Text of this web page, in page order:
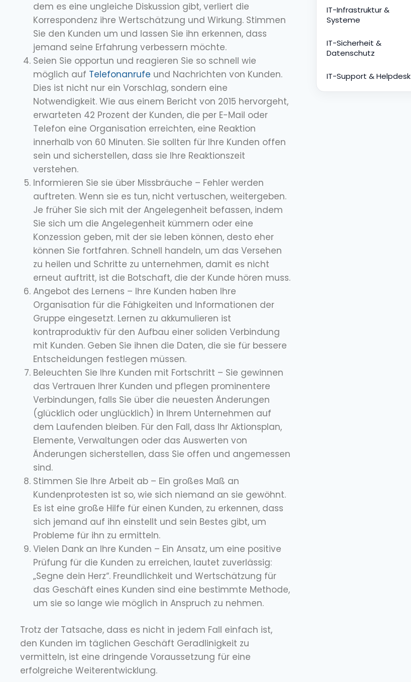
dem es eine ungleiche Diskussion gibt, verliert die
Korrespondenz ihre Wertschätzung und Wirkung. Stimmen
Sie den Kunden um und lassen Sie ihn erkennen, dass
jemand seine Erfahrung verbessern möchte.
Seien Sie opportun und reagieren Sie so schnell wie
möglich auf Telefonanrufe und Nachrichten von Kunden.
Dies ist nicht nur ein Vorschlag, sondern eine
Notwendigkeit. Wie aus einem Bericht von 2015 hervorgeht,
erwarteten 42 Prozent der Kunden, die per E-Mail oder
Telefon eine Organisation erreichten, eine Reaktion
innerhalb von 60 Minuten. Sie sollten für Ihre Kunden offen
sein und sicherstellen, dass sie Ihre Reaktionszeit
verstehen.
Informieren Sie sie über Missbräuche – Fehler werden
auftreten. Wenn sie es tun, nicht vertuschen, weitergeben.
Je früher Sie sich mit der Angelegenheit befassen, indem
Sie sich um die Angelegenheit kümmern oder eine
Konzession geben, mit der sie leben können, desto eher
können Sie fortfahren. Schnell handeln, um das Versehen
zu heilen und Schritte zu unternehmen, damit es nicht
erneut auftritt, ist die Botschaft, die der Kunde hören muss.
Angebot des Lernens – Ihre Kunden haben Ihre
Organisation für die Fähigkeiten und Informationen der
Gruppe eingesetzt. Lernen zu akkumulieren ist
kontraproduktiv für den Aufbau einer soliden Verbindung
mit Kunden. Geben Sie ihnen die Daten, die sie für bessere
Entscheidungen festlegen müssen.
Beleuchten Sie Ihre Kunden mit Fortschritt – Sie gewinnen
das Vertrauen Ihrer Kunden und pflegen prominentere
Verbindungen, falls Sie über die neuesten Änderungen
(glücklich oder unglücklich) in Ihrem Unternehmen auf
dem Laufenden bleiben. Für den Fall, dass Ihr Aktionsplan,
Elemente, Verwaltungen oder das Auswerten von
Änderungen sicherstellen, dass Sie offen und angemessen
sind.
Stimmen Sie Ihre Arbeit ab – Ein großes Maß an
Kundenprotesten ist so, wie sich niemand an sie gewöhnt.
Es ist eine große Hilfe für einen Kunden, zu erkennen, dass
sich jemand auf ihn einstellt und sein Bestes gibt, um
Probleme für ihn zu ermitteln.
Vielen Dank an Ihre Kunden – Ein Ansatz, um eine positive
Prüfung für die Kunden zu erreichen, lautet zuverlässig:
„Segne dein Herz“. Freundlichkeit und Wertschätzung für
das Geschäft eines Kunden sind eine bestimmte Methode,
um sie so lange wie möglich in Anspruch zu nehmen.
Trotz der Tatsache, dass es nicht in jedem Fall einfach ist,
den Kunden im täglichen Geschäft Geradlinigkeit zu
vermitteln, ist eine dringende Voraussetzung für eine
erfolgreiche Weiterentwicklung.
IT-Infrastruktur &
Systeme
IT-Sicherheit &
Datenschutz
IT-Support & Helpdesk